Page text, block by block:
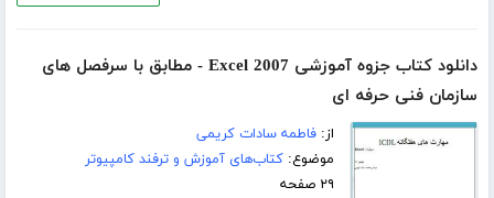
دانلود کتاب جزوه آموزشی Excel 2007 - مطابق با سرفصل های
سازمان فنی حرفه ای
از:فاطمه سادات کریمی
موضوع:کتاب‌های آموزش و ترفند کامپیوتر
۲۹ صفحه